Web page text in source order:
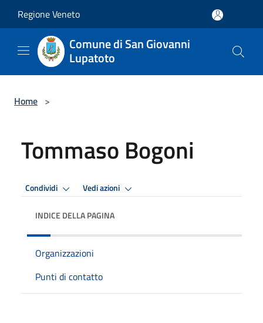
Regione Veneto
Comune di San Giovanni
Lupatoto
Home >
Tommaso Bogoni
Condividi Vedi azioni
INDICE DELLA PAGINA
Organizzazioni
Punti di contatto